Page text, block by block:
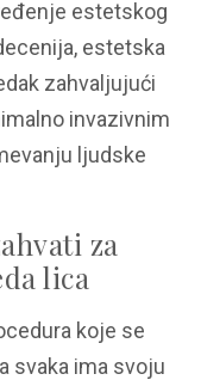
estetskog
estetska
zahvaljujući
invazivnim
ljudske
za
lica
koje se
svaka ima svoju